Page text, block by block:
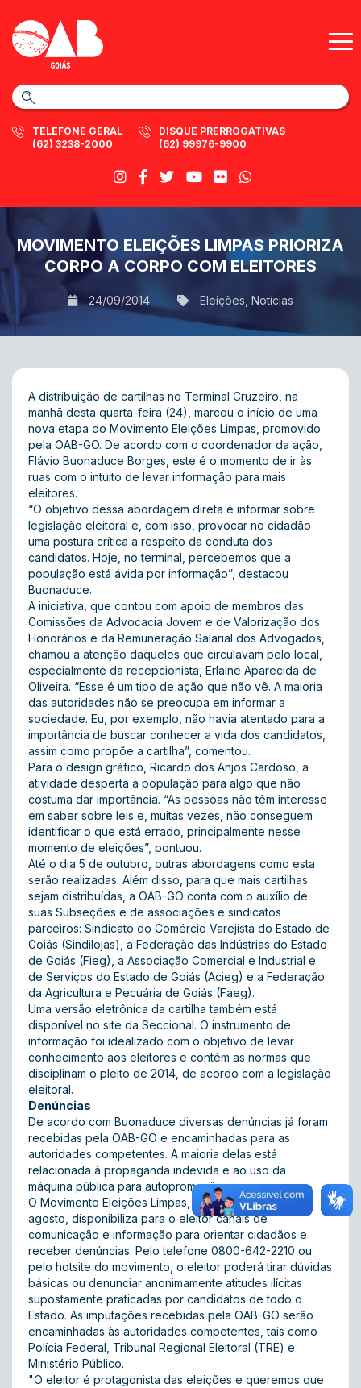
TELEFONE GERAL
(62) 3238-2000
DISQUE PRERROGATIVAS
(62) 99976-9900
MOVIMENTO ELEIÇÕES LIMPAS PRIORIZA
CORPO A CORPO COM ELEITORES
24/09/2014 Eleições Notícias
A distribuição de cartilhas no Terminal Cruzeiro, na
manhã desta quarta-feira (24), marcou o início de uma
nova etapa do Movimento Eleições Limpas, promovido
pela OAB-GO. De acordo com o coordenador da ação,
Flávio Buonaduce Borges, este é o momento de ir às
ruas com o intuito de levar informação para mais
eleitores.
“O objetivo dessa abordagem direta é informar sobre
legislação eleitoral e, com isso, provocar no cidadão
uma postura crítica a respeito da conduta dos
candidatos. Hoje, no terminal, percebemos que a
população está ávida por informação”, destacou
Buonaduce.
A iniciativa, que contou com apoio de membros das
Comissões da Advocacia Jovem e de Valorização dos
Honorários e da Remuneração Salarial dos Advogados,
chamou a atenção daqueles que circulavam pelo local,
especialmente da recepcionista, Erlaine Aparecida de
Oliveira. “Esse é um tipo de ação que não vê. A maioria
das autoridades não se preocupa em informar a
sociedade. Eu, por exemplo, não havia atentado para a
importância de buscar conhecer a vida dos candidatos,
assim como propõe a cartilha”, comentou.
Para o design gráfico, Ricardo dos Anjos Cardoso, a
atividade desperta a população para algo que não
costuma dar importância. “As pessoas não têm interesse
em saber sobre leis e, muitas vezes, não conseguem
identificar o que está errado, principalmente nesse
momento de eleições”, pontuou.
Até o dia 5 de outubro, outras abordagens como esta
serão realizadas. Além disso, para que mais cartilhas
sejam distribuídas, a OAB-GO conta com o auxílio de
suas Subseções e de associações e sindicatos
parceiros: Sindicato do Comércio Varejista do Estado de
Goiás (Sindilojas), a Federação das Indústrias do Estado
de Goiás (Fieg), a Associação Comercial e Industrial e
de Serviços do Estado de Goiás (Acieg) e a Federação
da Agricultura e Pecuária de Goiás (Faeg).
Uma versão eletrônica da cartilha também está
disponível no site da Seccional. O instrumento de
informação foi idealizado com o objetivo de levar
conhecimento aos eleitores e contém as normas que
disciplinam o pleito de 2014, de acordo com a legislação
eleitoral.
Denúncias
De acordo com Buonaduce diversas denúncias já foram
recebidas pela OAB-GO e encaminhadas para as
autoridades competentes. A maioria delas está
relacionada à propaganda indevida e ao uso da
máquina pública para autopromoção.
O Movimento Eleições Limpas, lançado no dia 20 de
agosto, disponibiliza para o eleitor canais de
comunicação e informação para orientar cidadãos e
receber denúncias. Pelo telefone 0800-642-2210 ou
pelo hotsite do movimento, o eleitor poderá tirar dúvidas
básicas ou denunciar anonimamente atitudes ilícitas
supostamente praticadas por candidatos de todo o
Estado. As imputações recebidas pela OAB-GO serão
encaminhadas às autoridades competentes, tais como
Polícia Federal, Tribunal Regional Eleitoral (TRE) e
Ministério Público.
"O eleitor é protagonista das eleições e queremos que